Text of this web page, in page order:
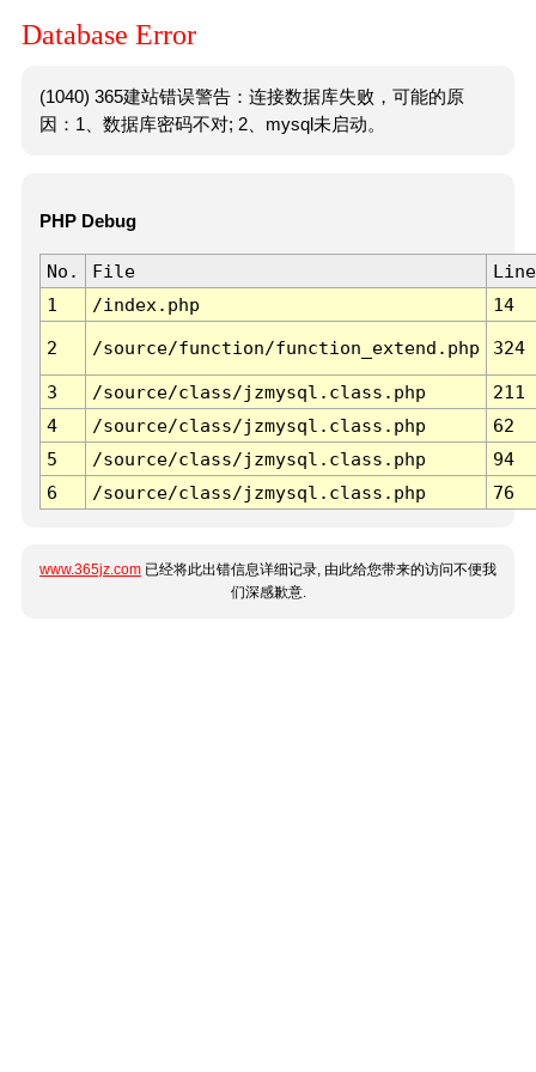
Database Error
(1040) 365建站错误警告：连接数据库失败，可能的原
因：1、数据库密码不对; 2、mysql未启动。
PHP Debug
No. File
Line
1
/index.php 14
2 /source/function/function_extend.php 324
3 /source/class/jzmysql.class.php
211
4
/source/class/jzmysql.class.php
62
5
/source/class/jzmysql.class.php
94
6
/source/class/jzmysql.class.php 76
www.365jz.com 已经将此出错信息详细记录, 由此给您带来的访问不便我
们深感歉意.